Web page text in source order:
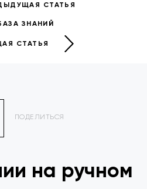
СТАТЬЯ
ЗНАНИЙ
СТАТЬЯ
ПОДЕЛИТЬСЯ
на ручном